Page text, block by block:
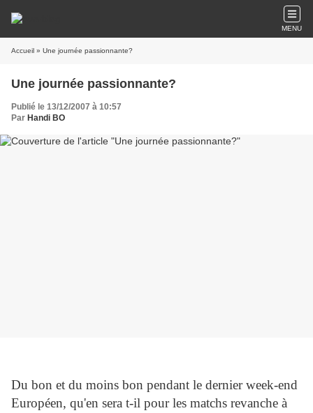
MENU
Accueil » Une journée passionnante?
Une journée passionnante?
Publié le 13/12/2007 à 10:57
Par Handi BO
Du bon et du moins bon pendant le dernier week-end
Européen, qu'en sera t-il pour les matchs revanche à